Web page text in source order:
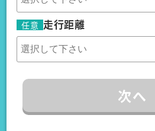
任意 走行距離
次へ